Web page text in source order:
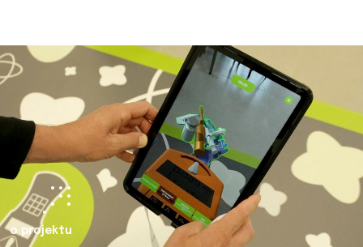
o projektu